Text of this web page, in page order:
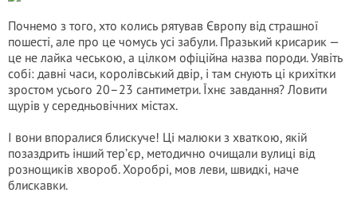
Почнемо з того, хто колись рятував Європу від страшної
пошесті, але про це чомусь усі забули. Празький криcарик —
це не лайка чеською, а цілком офіційна назва породи. Уявіть
собі: давні часи, королівський двір, і там снують ці крихітки
зростом усього 20–23 сантиметри. Їхнє завдання? Ловити
щурів у середньовічних містах.
І вони впоралися блискуче! Ці малюки з хваткою, якій
позаздрить інший тер’єр, методично очищали вулиці від
рознощиків хвороб. Хоробрі, мов леви, швидкі, наче
блискавки.